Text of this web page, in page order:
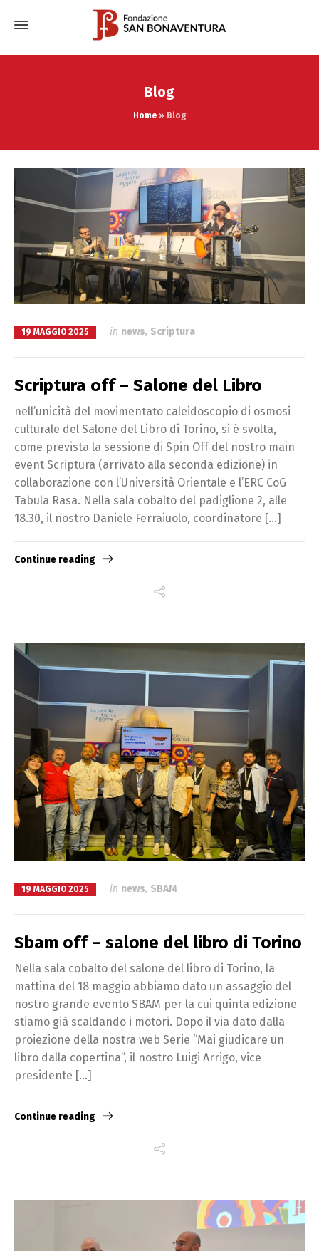
Blog
Home» Blog
19 MAGGIO 2025 in news, Scriptura
Scriptura off – Salone del Libro
nell’unicità del movimentato caleidoscopio di osmosi
culturale del Salone del Libro di Torino, si è svolta,
come prevista la sessione di Spin Off del nostro main
event Scriptura (arrivato alla seconda edizione) in
collaborazione con l’Università Orientale e l’ERC CoG
Tabula Rasa. Nella sala cobalto del padiglione 2, alle
18.30, il nostro Daniele Ferraiuolo, coordinatore […]
Continue reading
19 MAGGIO 2025 in news, SBAM
Sbam off – salone del libro di Torino
Nella sala cobalto del salone del libro di Torino, la
mattina del 18 maggio abbiamo dato un assaggio del
nostro grande evento SBAM per la cui quinta edizione
stiamo già scaldando i motori. Dopo il via dato dalla
proiezione della nostra web Serie “Mai giudicare un
libro dalla copertina”, il nostro Luigi Arrigo, vice
presidente […]
Continue reading